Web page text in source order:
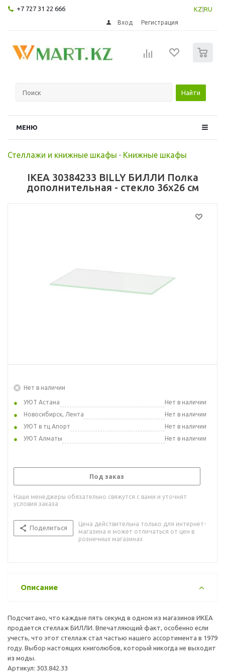
+7 727 31 22 666 KZ RU
Вход Регистрация
Найти
МЕНЮ
Стеллажи и книжные шкафы - Книжные шкафы
IKEA 30384233 BILLY БИЛЛИ Полка
дополнительная - стекло 36x26 см
Нет в наличии
УЮТ Астана
Нет в наличии
Новосибирск, Лента
Нет в наличии
УЮТ в тц Апорт
Нет в наличии
УЮТ Алматы
Нет в наличии
Под заказ
Наши менеджеры обязательно свяжутся с вами и уточнят
условия заказа
Поделиться
Цена действительна только для интернет-
магазина и может отличаться от цен в
розничных магазинах
Описание
Подсчитано, что каждые пять секунд в одном из магазинов ИКЕА
продается стеллаж БИЛЛИ. Впечатляющий факт, особенно если
учесть, что этот стеллаж стал частью нашего ассортимента в 1979
году. Выбор настоящих книголюбов, который никогда не выходит
из моды.
Артикул: 303.842.33